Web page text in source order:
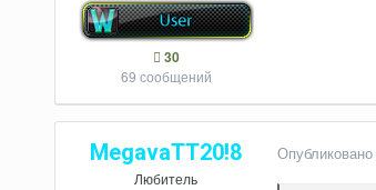
30
69 сообщений
MegavaTT20!8
Любитель
Опубликовано